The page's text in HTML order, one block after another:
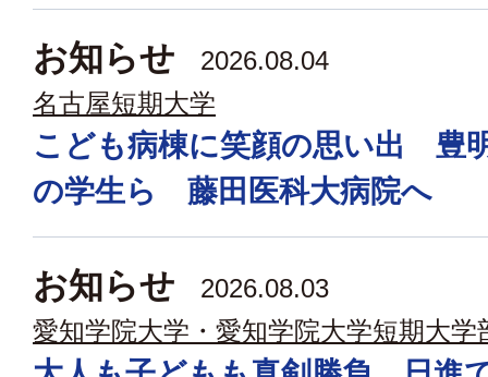
お知らせ
2026.08.04
名古屋短期大学
こども病棟に笑顔の思い出 豊
の学生ら 藤田医科大病院へ
お知らせ
2026.08.03
愛知学院大学・愛知学院大学短期大学